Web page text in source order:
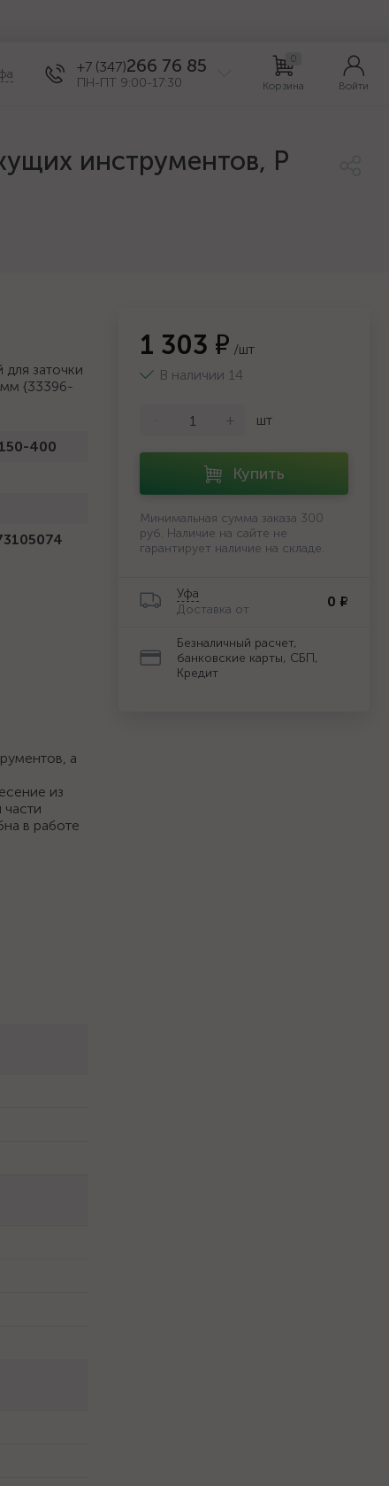
+7 (347)266 76 85
ПН-ПТ 9:00-17:30
0
Корзина Войти
инструментов, P
заточки
{33396-
400
а
из
в работе
1 303 ₽ /шт
В наличии 14
+ шт
Купить
Минимальная сумма заказа 300
руб. Наличие на сайте не
гарантирует наличие на складе.
Уфа
Доставка от
0 ₽
Безналичный расчет,
банковские карты, СБП,
Кредит